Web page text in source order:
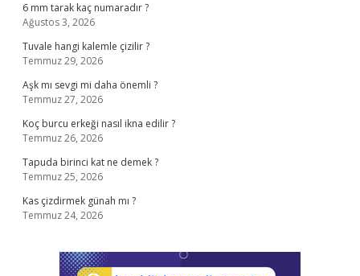
6 mm tarak kaç numaradır ?
Ağustos 3, 2026
Tuvale hangi kalemle çizilir ?
Temmuz 29, 2026
Aşk mı sevgi mi daha önemli ?
Temmuz 27, 2026
Koç burcu erkeği nasıl ikna edilir ?
Temmuz 26, 2026
Tapuda birinci kat ne demek ?
Temmuz 25, 2026
Kas çizdirmek günah mı ?
Temmuz 24, 2026